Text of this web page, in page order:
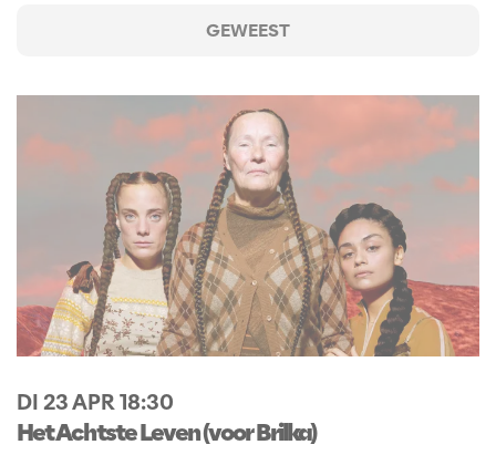
GEWEEST
Het Achtste Leven (voor Brilka)
DI 23 APR18:30